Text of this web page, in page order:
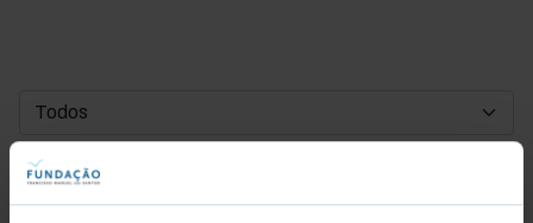
DATA DE INÍCIO